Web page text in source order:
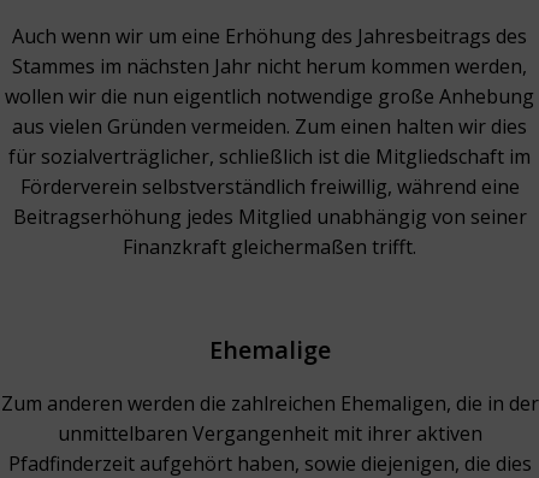
Auch wenn wir um eine Erhöhung des Jahresbeitrags des
Stammes im nächsten Jahr nicht herum kommen werden,
wollen wir die nun eigentlich notwendige große Anhebung
aus vielen Gründen vermeiden. Zum einen halten wir dies
für sozialverträglicher, schließlich ist die Mitgliedschaft im
Förderverein selbstverständlich freiwillig, während eine
Beitragserhöhung jedes Mitglied unabhängig von seiner
Finanzkraft gleichermaßen trifft.
Ehemalige
Zum anderen werden die zahlreichen Ehemaligen, die in der
unmittelbaren Vergangenheit mit ihrer aktiven
Pfadfinderzeit aufgehört haben, sowie diejenigen, die dies